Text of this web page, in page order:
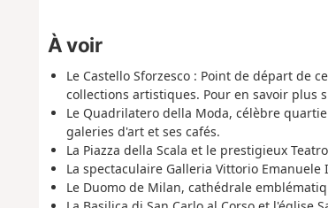
À voir
Le Castello Sforzesco: Point de départ de
collections artistiques. Pour en savoir plus
Le Quadrilatero della Moda, célèbre
galeries d'art et ses cafés.
La Piazza della Scala et le prestigieux
La spectaculaire Galleria Vittorio
Le Duomo de Milan, cathédrale